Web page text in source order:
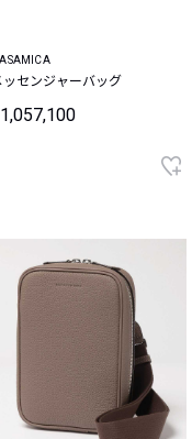
ッセンジャーバッグ